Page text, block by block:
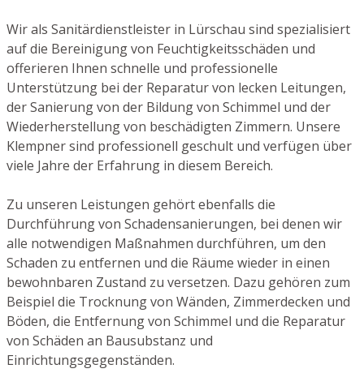
Wir als Sanitärdienstleister in Lürschau sind spezialisiert
auf die Bereinigung von Feuchtigkeitsschäden und
offerieren Ihnen schnelle und professionelle
Unterstützung bei der Reparatur von lecken Leitungen,
der Sanierung von der Bildung von Schimmel und der
Wiederherstellung von beschädigten Zimmern. Unsere
Klempner sind professionell geschult und verfügen über
viele Jahre der Erfahrung in diesem Bereich.
Zu unseren Leistungen gehört ebenfalls die
Durchführung von Schadensanierungen, bei denen wir
alle notwendigen Maßnahmen durchführen, um den
Schaden zu entfernen und die Räume wieder in einen
bewohnbaren Zustand zu versetzen. Dazu gehören zum
Beispiel die Trocknung von Wänden, Zimmerdecken und
Böden, die Entfernung von Schimmel und die Reparatur
von Schäden an Bausubstanz und
Einrichtungsgegenständen.